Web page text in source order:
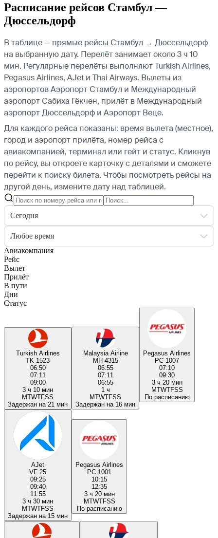
Расписание рейсов Стамбул —
Дюссельдорф
В таблице — прямые рейсы Стамбул → Дюссельдорф
на выбранную дату. Перелёт занимает около 3 ч 10
мин. Регулярные перелёты выполняют Turkish Airlines,
Pegasus Airlines, AJet и Thai Airways. Вылеты из
аэропортов Аэропорт Стамбул и Международный
аэропорт Сабиха Гёкчен, прилёт в Международный
аэропорт Дюссельдорф и Аэропорт Веце.
Для каждого рейса показаны: время вылета (местное),
город и аэропорт прилёта, номер рейса с
авиакомпанией, терминал или гейт и статус. Кликнув
по рейсу, вы откроете карточку с деталями и сможете
перейти к поиску билета. Чтобы посмотреть рейсы на
другой день, измените дату над таблицей.
Сегодня
Любое время
Авиакомпания
Рейс
Вылет
Прилёт
В пути
Дни
Статус
Turkish Airlines
TK 1523
06:50
07:11
09:00
3 ч 10 мин
MTWTFSS
Задержан на 21 мин
Malaysia Airline
MH 4315
06:55
07:11
06:55
1 ч
MTWTFSS
Задержан на 16 мин
Pegasus Airlines
PC 1007
07:10
09:30
3 ч 20 мин
MTWTFSS
По расписанию
AJet
VF 25
09:25
09:40
11:55
3 ч 30 мин
MTWTFSS
Задержан на 15 мин
Pegasus Airlines
PC 1001
10:15
12:35
3 ч 20 мин
MTWTFSS
По расписанию